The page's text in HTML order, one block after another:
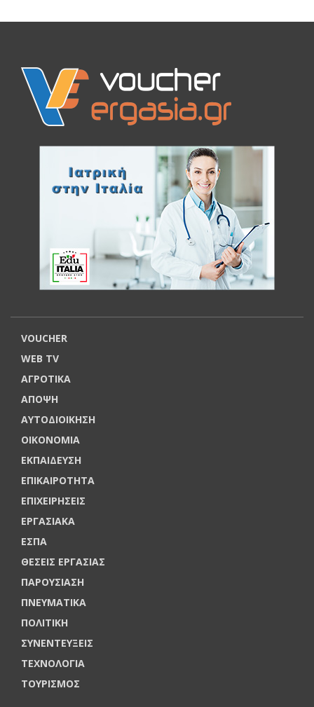
VOUCHER
WEB TV
ΑΓΡΟΤΙΚΑ
ΑΠΟΨΗ
ΑΥΤΟΔΙΟΙΚΗΣΗ
ΟΙΚΟΝΟΜΙΑ
ΕΚΠΑΙΔΕΥΣΗ
ΕΠΙΚΑΙΡΟΤΗΤΑ
ΕΠΙΧΕΙΡΗΣΕΙΣ
ΕΡΓΑΣΙΑΚΑ
ΕΣΠΑ
ΘΕΣΕΙΣ ΕΡΓΑΣΙΑΣ
ΠΑΡΟΥΣΙΑΣΗ
ΠΝΕΥΜΑΤΙΚΑ
ΠΟΛΙΤΙΚΗ
ΣΥΝΕΝΤΕΥΞΕΙΣ
ΤΕΧΝΟΛΟΓΙΑ
ΤΟΥΡΙΣΜΟΣ